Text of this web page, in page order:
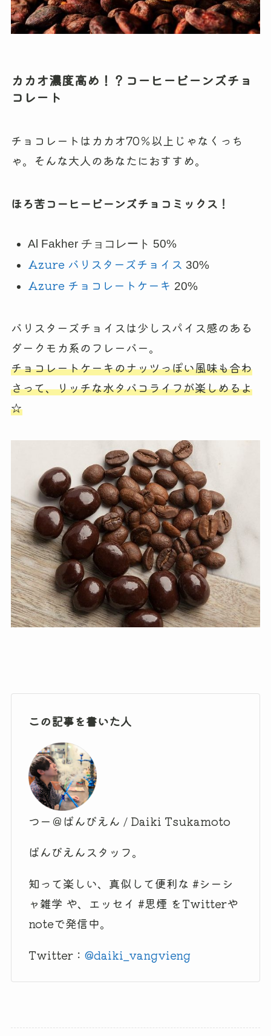
カカオ濃度高め！？コーヒービーンズチョ
コレート
チョコレートはカカオ70％以上じゃなくっち
ゃ。そんな大人のあなたにおすすめ。
ほろ苦コーヒービーンズチョコミックス！
Al Fakher チョコレート 50%
Azure バリスターズチョイス 30%
Azure チョコレートケーキ 20%
バリスターズチョイスは少しスパイス感のある
ダークモカ系のフレーバー。
チョコレートケーキのナッツっぽい風味も合わ
さって、リッチな水タバコライフが楽しめるよ
☆
この記事を書いた人
つー＠ばんびえん / Daiki Tsukamoto
ばんびえんスタッフ。
知って楽しい、真似して便利な #シーシ
ャ雑学 や、エッセイ #思煙 をTwitterや
noteで発信中。
Twitter：@daiki_vangvieng